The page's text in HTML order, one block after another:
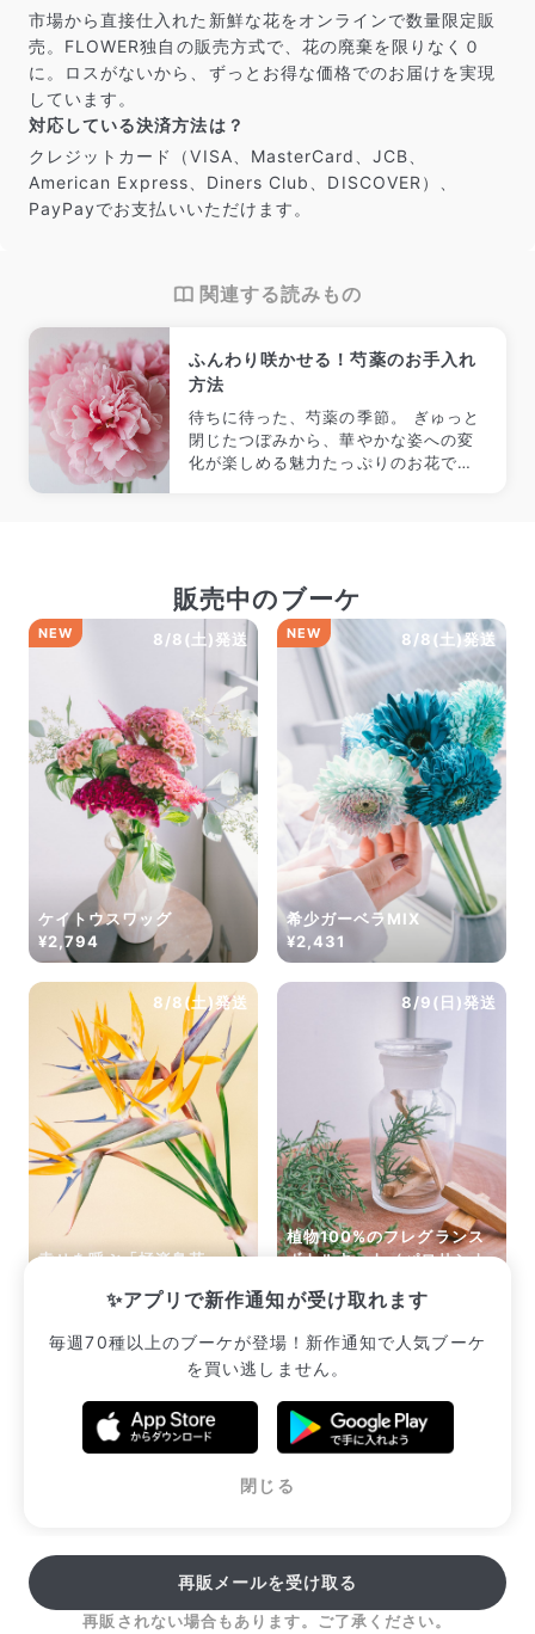
市場から直接仕入れた新鮮な花をオンラインで数量限定販
売。FLOWER独自の販売方式で、花の廃棄を限りなく０
に。ロスがないから、ずっとお得な価格でのお届けを実現
しています。
対応している決済方法は？
クレジットカード（VISA、MasterCard、JCB、
American Express、Diners Club、DISCOVER）、
PayPayでお支払いいただけます。
関連する読みもの
ふんわり咲かせる！芍薬のお手入れ
方法
待ちに待った、芍薬の季節。 ぎゅっと
閉じたつぼみから、華やかな姿への変
化が楽しめる魅力たっぷりのお花で
✨アプリで新作通知が受け取れます
毎週70種以上のブーケが登場！新作通知で人気ブーケ
を買い逃しません。
閉じる
販売中のブーケ
8/8(土)発送
NEW
ケイトウスワッグ
¥2,794
8/8(土)発送
NEW
希少ガーベラMIX
¥2,431
8/8(土)発送
幸せを呼ぶ「極楽鳥花」
8/9(日)発送
植物100%のフレグランス
ボトルキット（パロサント
¥2,640
販売中のブーケ一覧へ
再販メールを受け取る
再販されない場合もあります。ご了承ください。